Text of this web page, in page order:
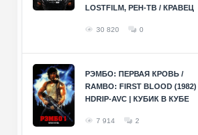
LOSTFILM, РЕН-ТВ / КРАВЕЦ
30 820 0
РЭМБО: ПЕРВАЯ КРОВЬ /
RAMBO: FIRST BLOOD (1982)
HDRIP-AVC | КУБИК В КУБЕ
7 914 2